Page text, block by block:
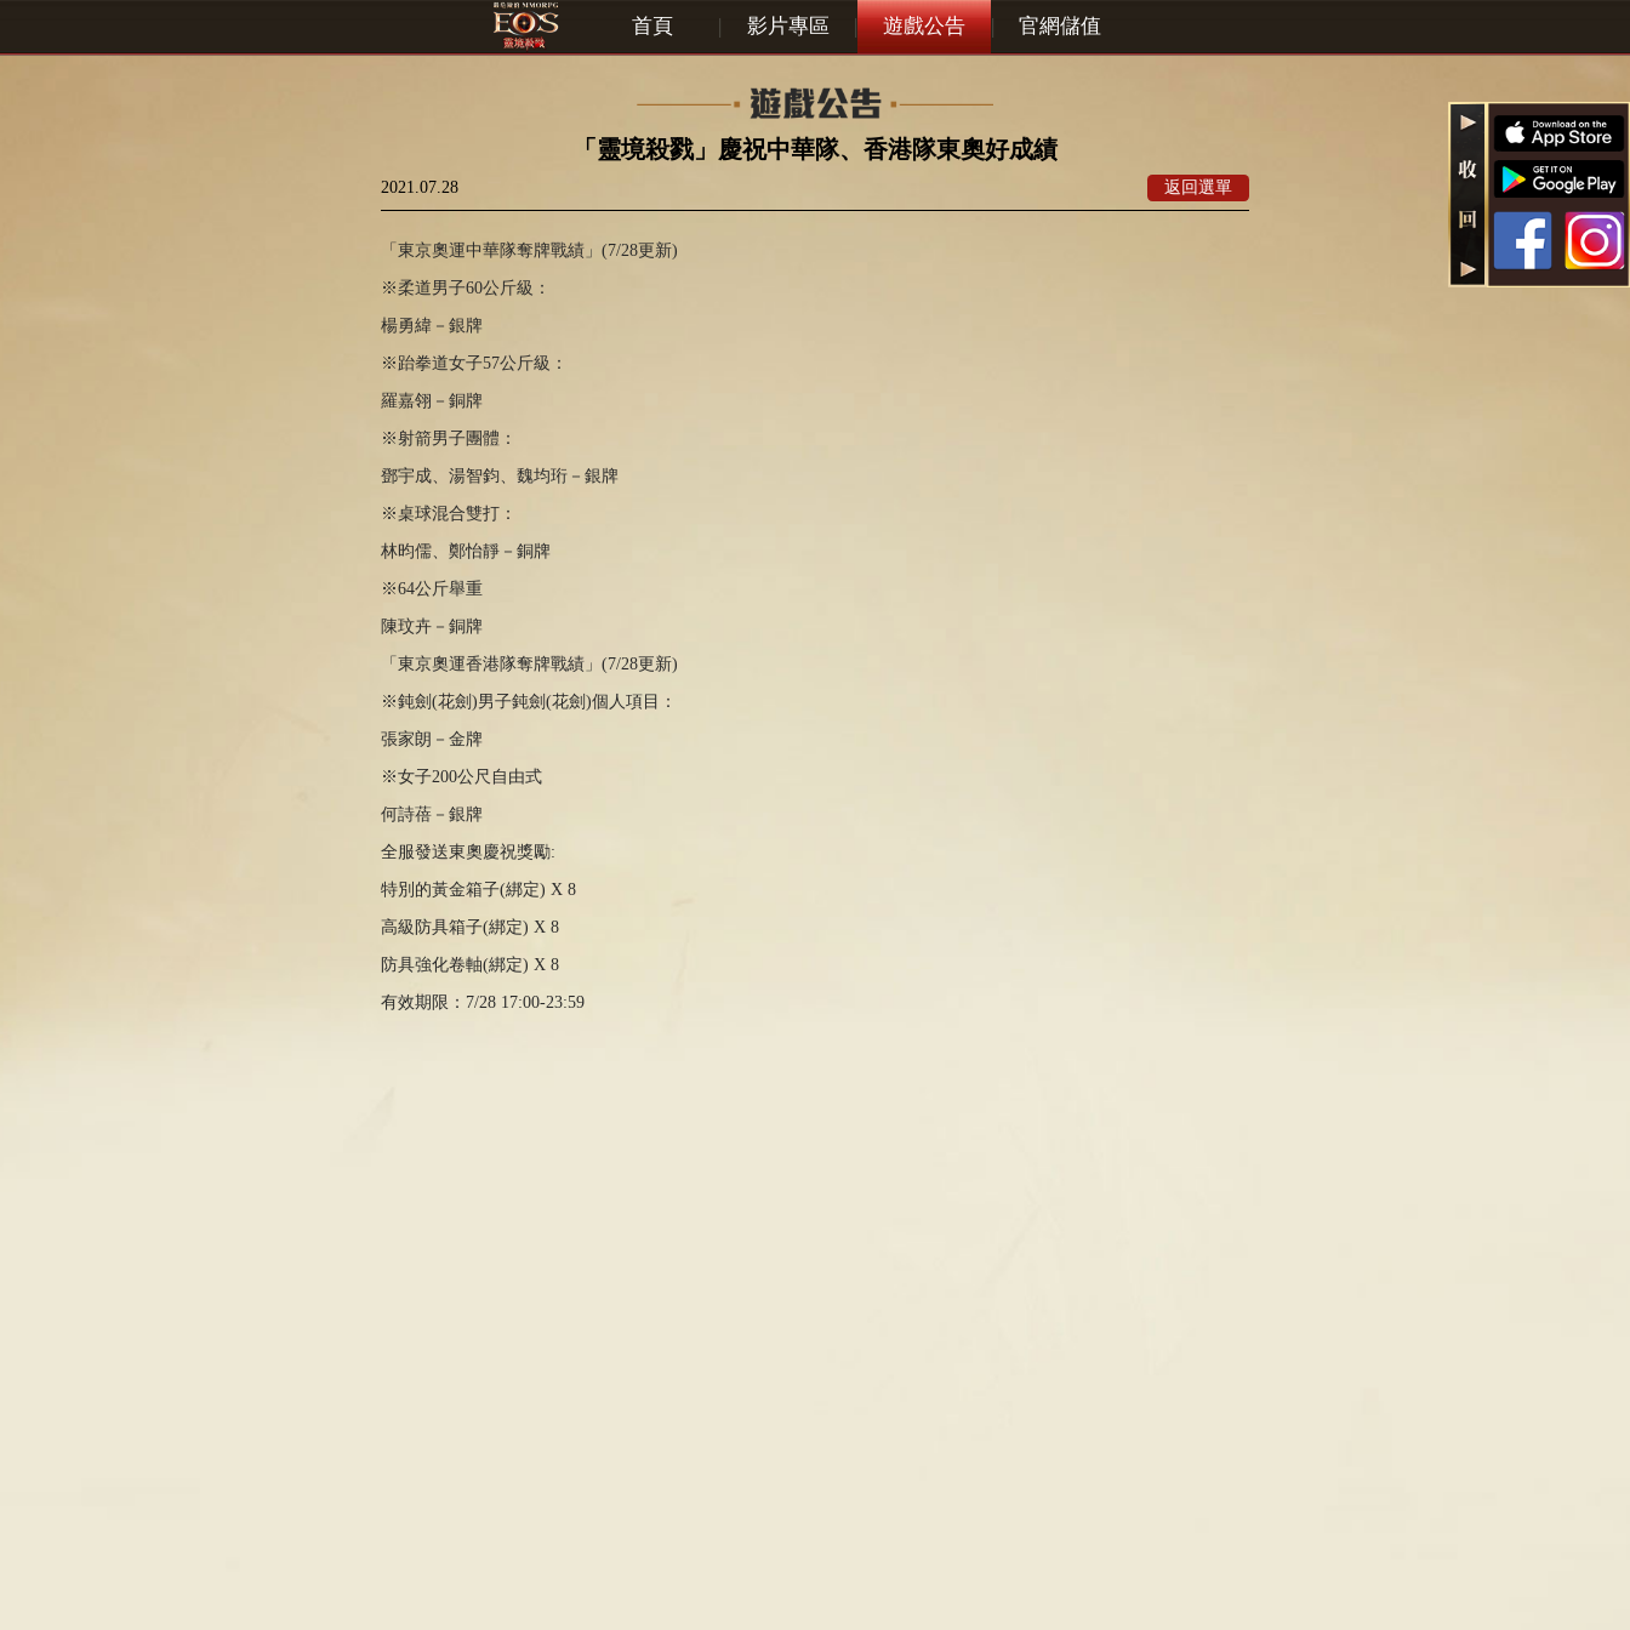
首頁 | 影片專區 | 遊戲公告 | 官網儲值
「靈境殺戮」慶祝中華隊、香港隊東奧好成績
2021.07.28 返回選單
「東京奧運中華隊奪牌戰績」(7/28更新)
※柔道男子60公斤級：
楊勇緯－銀牌
※ 跆拳道女子57公斤級：
羅嘉翎－銅牌
※射箭男子團體：
鄧宇成、湯智鈞、魏均珩－銀牌
※桌球混合雙打：
林昀儒、鄭怡靜－銅牌
※64公斤舉重
陳玟卉－銅牌
「東京奧運香港隊奪牌戰績」(7/28更新)
※鈍劍(花劍)男子鈍劍(花劍)個人項目：
張家朗－金牌
※女子200公尺自由式
何詩蓓－銀牌
全服發送東奧慶祝獎勵:
特別的黃金箱子(綁定) X 8
高級防具箱子(綁定) X 8
防具強化卷軸(綁定) X 8
有效期限：7/28 17:00-23:59